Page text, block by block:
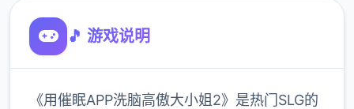
🎵 游戏说明
《用催眠APP洗脑高傲大小姐2》是热门SLG的